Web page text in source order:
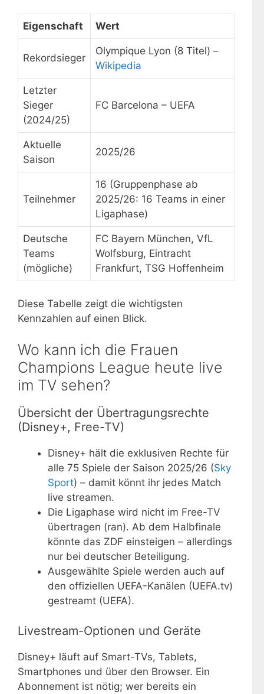
Eigenschaft Wert
Rekordsieger
Olympique Lyon (8 Titel) –
Wikipedia
Letzter
Sieger
(2024/25)
FC Barcelona – UEFA
Aktuelle
Saison
2025/26
Teilnehmer
16 (Gruppenphase ab
2025/26: 16 Teams in einer
Ligaphase)
Deutsche
Teams
(mögliche)
FC Bayern München, VfL
Wolfsburg, Eintracht
Frankfurt, TSG Hoffenheim
Diese Tabelle zeigt die wichtigsten
Kennzahlen auf einen Blick.
Wo kann ich die Frauen
Champions League heute live
im TV sehen?
Übersicht der Übertragungsrechte
(Disney+, Free-TV)
Disney+ hält die exklusiven Rechte für
alle 75 Spiele der Saison 2025/26 (Sky
Sport) – damit könnt ihr jedes Match
live streamen.
Die Ligaphase wird nicht im Free-TV
übertragen (ran). Ab dem Halbfinale
könnte das ZDF einsteigen – allerdings
nur bei deutscher Beteiligung.
Ausgewählte Spiele werden auch auf
den offiziellen UEFA-Kanälen (UEFA.tv)
gestreamt (UEFA).
Livestream-Optionen und Geräte
Disney+ läuft auf Smart-TVs, Tablets,
Smartphones und über den Browser. Ein
Abonnement ist nötig; wer bereits ein